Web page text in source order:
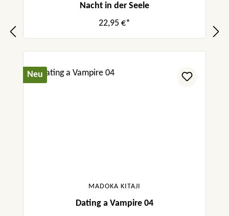
Nacht in der Seele
22,95 €*
Neu
MADOKA KITAJI
Dating a Vampire 04